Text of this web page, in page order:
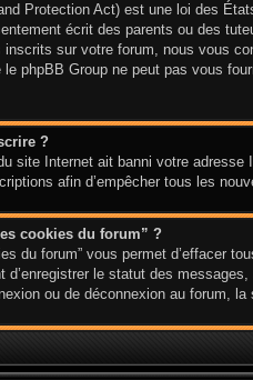
Protection Act) est une loi des
écrit des parents ou des
sur votre forum, nous vous
phpBB Group ne peut pas vous
?
site Internet ait banni votre
afin d’empêcher tous les
cookies du forum” ?
du forum” vous permet d’effacer
d’enregistrer le statut des
ou de déconnexion au forum,